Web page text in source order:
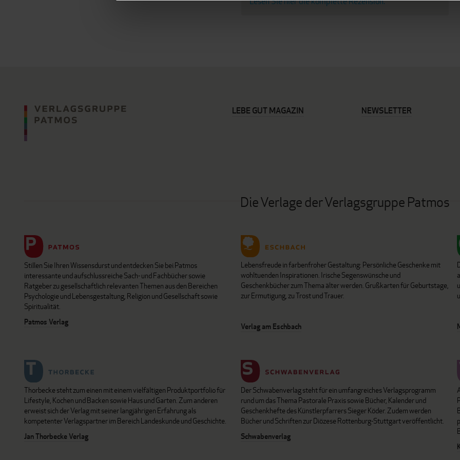
LEBE GUT MAGAZIN NEWSLETTER
Die Verlage der Verlagsgruppe Patmos
Stillen Sie Ihren Wissensdurst und entdecken Sie bei Patmos
interessante und aufschlussreiche Sach- und Fachbücher sowie
Ratgeber zu gesellschaftlich relevanten Themen aus den Bereichen
Psychologie und Lebensgestaltung, Religion und Gesellschaft sowie
Spiritualität.
Patmos Verlag
Lebensfreude in farbenfroher Gestaltung: Persönliche Geschenke mit
wohltuenden Inspirationen. Irische Segenswünsche und
Geschenkbücher zum Thema älter werden. Grußkarten für Geburtstage,
zur Ermutigung, zu Trost und Trauer.
Verlag am Eschbach
Thorbecke steht zum einen mit einem vielfältigen Produktportfolio für
Lifestyle, Kochen und Backen sowie Haus und Garten. Zum anderen
erweist sich der Verlag mit seiner langjährigen Erfahrung als
kompetenter Verlagspartner im Bereich Landeskunde und Geschichte.
Jan Thorbecke Verlag
Der Schwabenverlag steht für ein umfangreiches Verlagsprogramm
rund um das Thema Pastorale Praxis sowie Bücher, Kalender und
Geschenkhefte des Künstlerpfarrers Sieger Köder. Zudem werden
Bücher und Schriften zur Diözese Rottenburg-Stuttgart veröffentlicht.
Schwabenverlag